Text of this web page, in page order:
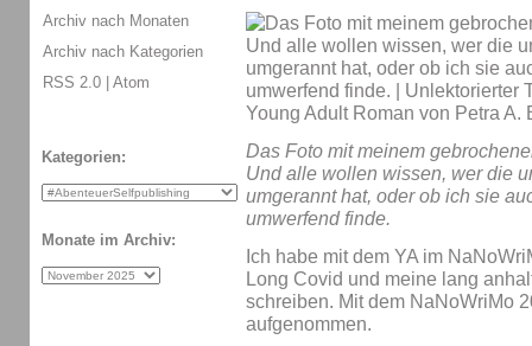
Das Foto mit meinem
Und alle wollen wissen, wer die
umgerannt hat, oder ob ich sie
umwerfend finde.
Ich habe mit dem YA im
Long Covid und meine lang
schreiben. Mit dem NaNoWriMo
aufgenommen.
Archiv nach Monaten
Archiv nach Kategorien
RSS 2.0 | Atom
Kategorien:
Monate im Archiv: